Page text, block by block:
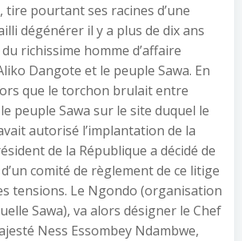
tire pourtant ses racines d’une
dégénérer il y a plus de dix ans
richissime homme d’affaire
Dangote et le peuple Sawa. En
que le torchon brulait entre
peuple Sawa sur le site duquel le
autorisé l’implantation de la
de la République a décidé de
comité de règlement de ce litige
tensions. Le Ngondo (organisation
Sawa), va alors désigner le Chef
Ness Essombey Ndambwe,